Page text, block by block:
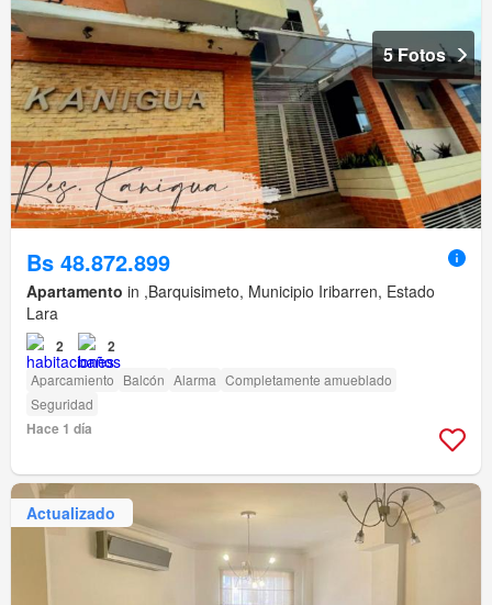
5 Fotos
Bs 48.872.899
Apartamento in ,Barquisimeto, Municipio Iribarren, Estado
Lara
2 2
Aparcamiento Balcón Alarma Completamente amueblado
Seguridad
Hace 1 día
Actualizado